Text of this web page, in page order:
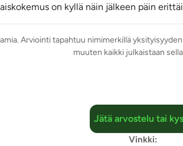
on kyllä näin jälkeen päin
Arviointi tapahtuu nimimerkillä
muuten kaikki julkaistaan
Jätä arvostelu tai
Vinkki: